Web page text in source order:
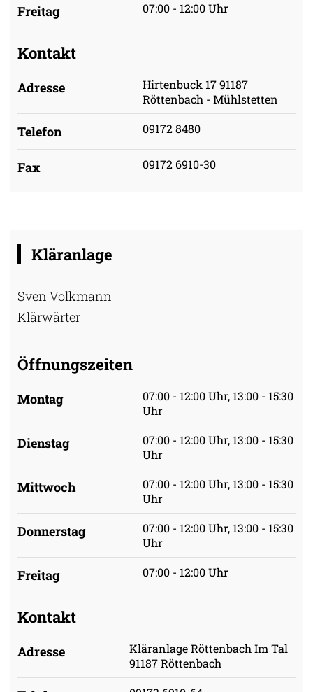
Freitag 07:00 - 12:00 Uhr
Kontakt
Adresse
Hirtenbuck 17 91187
Röttenbach - Mühlstetten
Telefon 09172 8480
Fax 09172 6910-30
Kläranlage
Sven Volkmann
Klärwärter
Öffnungszeiten
Montag
07:00 - 12:00 Uhr, 13:00 - 15:30
Uhr
Dienstag
07:00 - 12:00 Uhr, 13:00 - 15:30
Uhr
Mittwoch
07:00 - 12:00 Uhr, 13:00 - 15:30
Uhr
Donnerstag
07:00 - 12:00 Uhr, 13:00 - 15:30
Uhr
Freitag 07:00 - 12:00 Uhr
Kontakt
Adresse
Kläranlage Röttenbach Im Tal
91187 Röttenbach